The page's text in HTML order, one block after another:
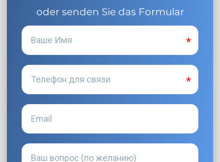
oder senden Sie das Formular